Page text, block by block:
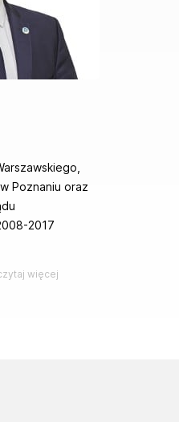
Poznaniu oraz
2017
więcej